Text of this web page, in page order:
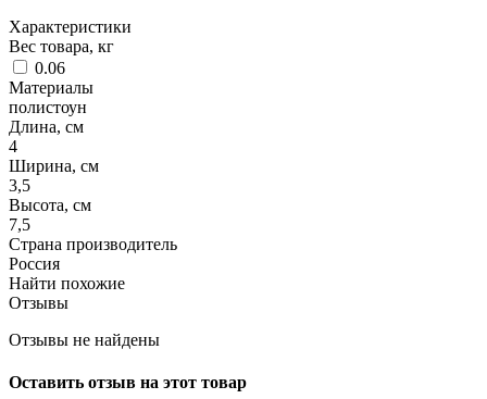
Характеристики
Вес товара, кг
0.06
Материалы
полистоун
Длина, см
4
Ширина, см
3,5
Высота, см
7,5
Страна производитель
Россия
Найти похожие
Отзывы
Отзывы не найдены
Оставить отзыв на этот товар